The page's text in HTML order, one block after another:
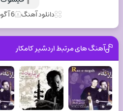
دانلود آهنگ 6 آگوست 2023
آهنگ های مرتبط اردشیر کامکار